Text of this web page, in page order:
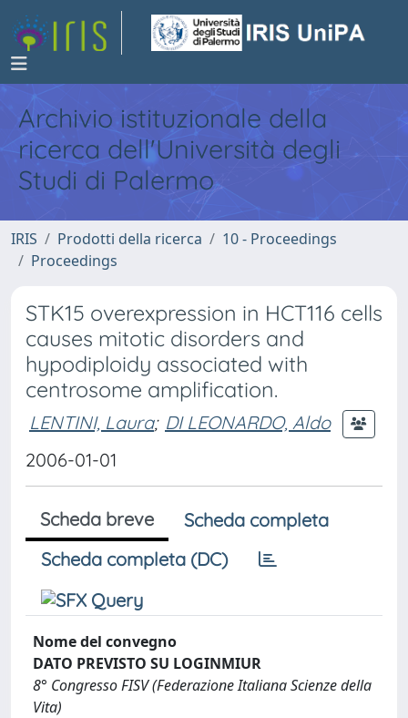
Archivio istituzionale della
ricerca dell'Università degli
Studi di Palermo
IRIS Prodotti della ricerca
10 - Proceedings
Proceedings
STK15 overexpression in HCT116 cells
causes mitotic disorders and
hypodiploidy associated with
centrosome amplification.
LENTINI, Laura; DI LEONARDO, Aldo
2006-01-01
Scheda breve
Scheda completa
Scheda completa (DC)
Nome del convegno
DATO PREVISTO SU LOGINMIUR
8° Congresso FISV (Federazione Italiana Scienze della
Vita)